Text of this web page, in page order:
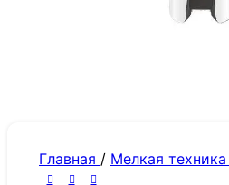
Главная / Мелкая техника